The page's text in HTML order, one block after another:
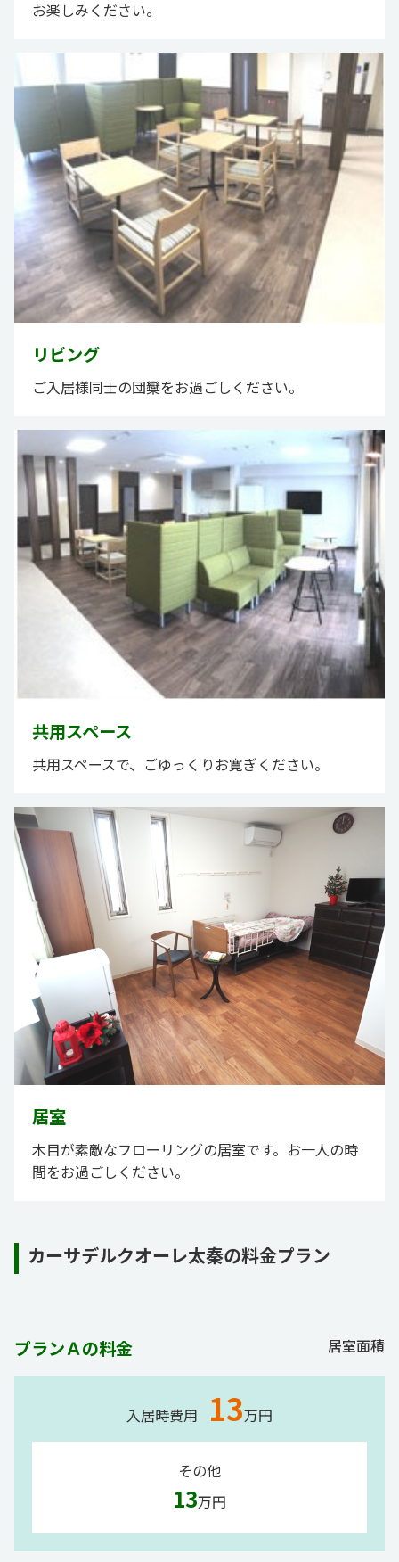
お楽しみください。
リビング
ご入居様同士の団欒をお過ごしください。
共用スペース
共用スペースで、ごゆっくりお寛ぎください。
居室
木目が素敵なフローリングの居室です。お一人の時
間をお過ごしください。
カーサデルクオーレ太秦の料金プラン
プランＡの料金 居室面積
入居時費用 13万円
その他
13万円